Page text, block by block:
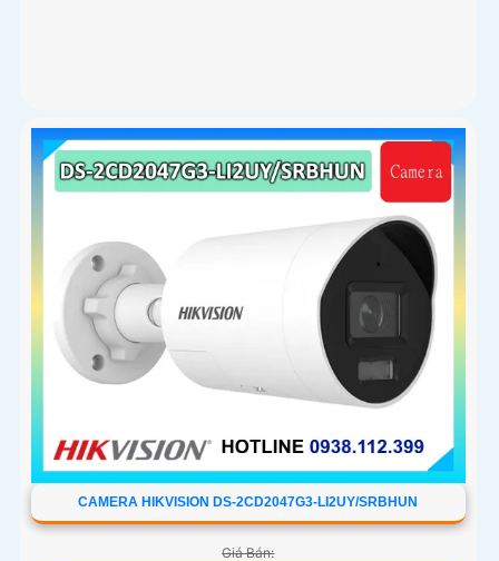
CAMERA HIKVISION DS-2CD2047G3-LI2UY/SRBHUN
Giá Bán: